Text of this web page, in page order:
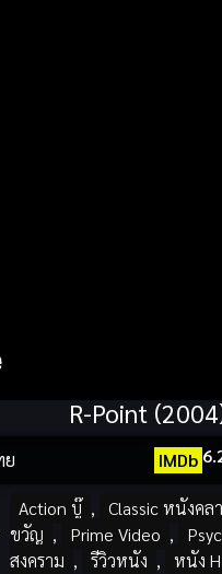
R-Point
ย IMDb
Action บู๊ , Classic หนังคล
ขวัญ , Prime Video ,
สงคราม , รีวิวหนัง , หนัง